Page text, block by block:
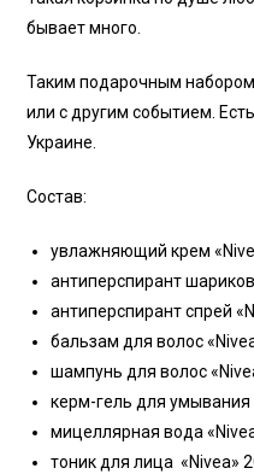
бывает много.
Таким подарочным
или с другим событием.
Украине.
Состав:
увлажняющий крем
антиперспирант
антиперспирант спрей
бальзам для волос
шампунь для волос
керм-гель для умывания
мицеллярная вода
тоник для лица «Nivea»